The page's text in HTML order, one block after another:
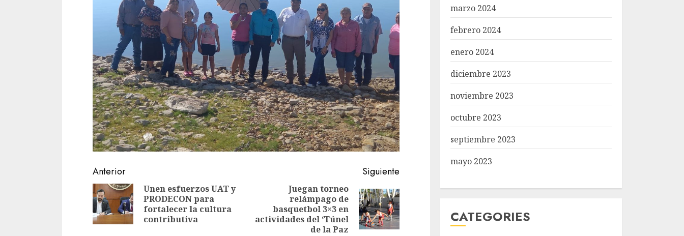
Sigue
leyendo
Anterior
anterior:
Unen esfuerzos UAT y
PRODECON para
fortalecer la cultura
contributiva
Siguiente
Siguiente
entrada:
Juegan torneo
relámpago de
basquetbol 3×3 en
actividades del ‘Túnel
de la Paz
marzo 2024
febrero 2024
enero 2024
diciembre 2023
noviembre 2023
octubre 2023
septiembre 2023
mayo 2023
CATEGORIES